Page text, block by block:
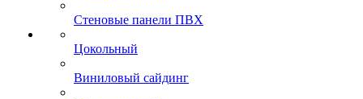
Стеновые панели ПВХ
Цокольный
Виниловый сайдинг